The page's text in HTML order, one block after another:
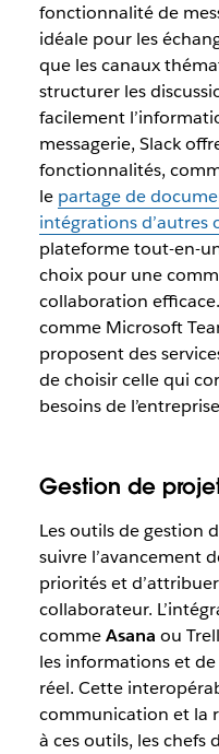
fonctionnalité de
idéale pour les
que les canaux
structurer les
facilement
messagerie, Slack
fonctionnalités,
le partage de
intégrations d’autres
plateforme tout-en-
choix pour une
collaboration
comme Microsoft
proposent des
de choisir celle qui
besoins de
Gestion de
Les outils de gestion
suivre l’avancement
priorités et
collaborateur.
commeAsana ou
les informations et
réel. Cette
communication et la
à ces outils, les chefs